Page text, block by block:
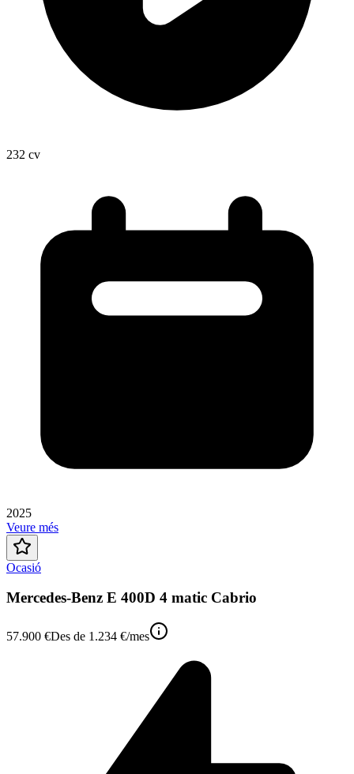
232 cv
2025
Veure més
Ocasió
Mercedes-Benz E 400D 4 matic Cabrio
57.900 €Des de 1.234 €/mes